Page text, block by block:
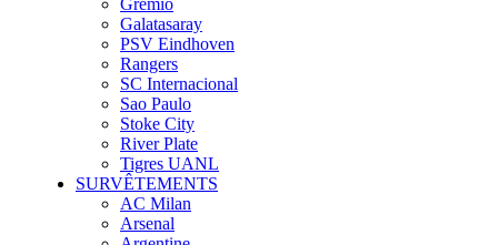
Grêmio
Galatasaray
PSV Eindhoven
Rangers
SC Internacional
Sao Paulo
Stoke City
River Plate
Tigres UANL
SURVÊTEMENTS
AC Milan
Arsenal